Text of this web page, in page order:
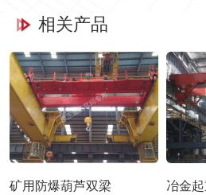
相关产品
矿用防爆葫芦双梁 冶金